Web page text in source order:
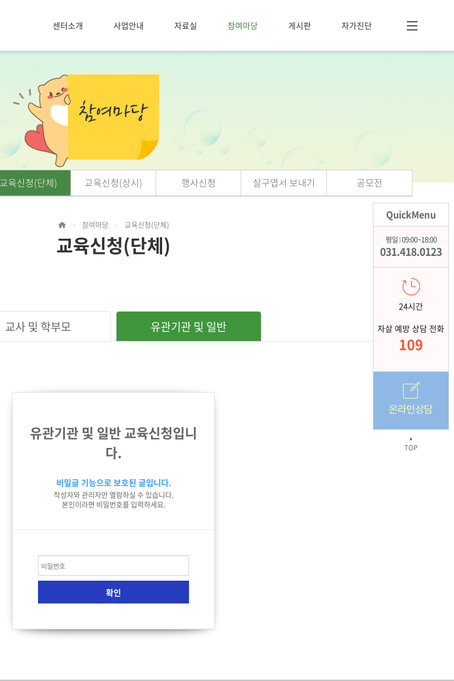
센터소개 사업안내 자료실 참여마당 게시판 자가진단
육신청(단체) 교육신청(상시) 행사신청 살구엽서 보내기 공모전
> 참여마당 > 교육신청(단체)
교육신청(단체)
교사 및 학부모 유관기관 및 일반
유관기관 및 일반 교육신청입니
다.
비밀글 기능으로 보호된 글입니다.
작성자와 관리자만 열람하실 수 있습니다.
본인이라면 비밀번호를 입력하세요.
QuickMenu
평일 | 09:00~18:00
031.418.0123
24시간
자살 예방 상담 전화
109
▲
TOP